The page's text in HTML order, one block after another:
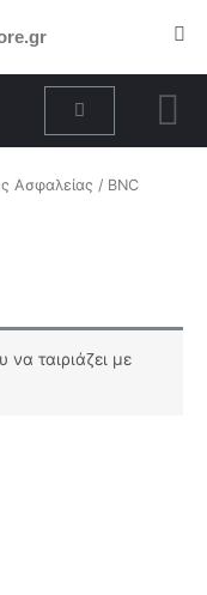
Cart
Ασφαλείας / BNC
ταιριάζει με